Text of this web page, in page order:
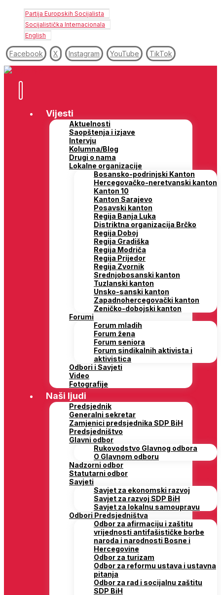
Partija Europskih Socijalista
Socijalistička Internacionala
English
Facebook X Instagram YouTube TikTok
Vijesti
Aktuelnosti
Saopštenja i izjave
Intervju
Kolumna/Blog
Drugi o nama
Lokalne organizacije
Bosansko-podrinjski Kanton
Hercegovačko-neretvanski kanton
Kanton 10
Kanton Sarajevo
Posavski kanton
Regija Banja Luka
Distriktna organizacija Brčko
Regija Doboj
Regija Gradiška
Regija Modriča
Regija Prijedor
Regija Zvornik
Srednjobosanski kanton
Tuzlanski kanton
Unsko-sanski kanton
Zapadnohercegovački kanton
Zeničko-dobojski kanton
Forumi
Forum mladih
Forum žena
Forum seniora
Forum sindikalnih aktivista i
aktivistica
Odbori i Savjeti
Video
Fotografije
Naši ljudi
Predsjednik
Generalni sekretar
Zamjenici predsjednika SDP BiH
Predsjedništvo
Glavni odbor
Rukovodstvo Glavnog odbora
O Glavnom odboru
Nadzorni odbor
Statutarni odbor
Savjeti
Savjet za ekonomski razvoj
Savjet za razvoj SDP BiH
Savjet za lokalnu samoupravu
Odbori Predsjedništva
Odbor za afirmaciju i zaštitu
vrijednosti antifašističke borbe
naroda i narodnosti Bosne i
Hercegovine
Odbor za turizam
Odbor za reformu ustava i ustavna
pitanja
Odbor za rad i socijalnu zaštitu
SDP BiH